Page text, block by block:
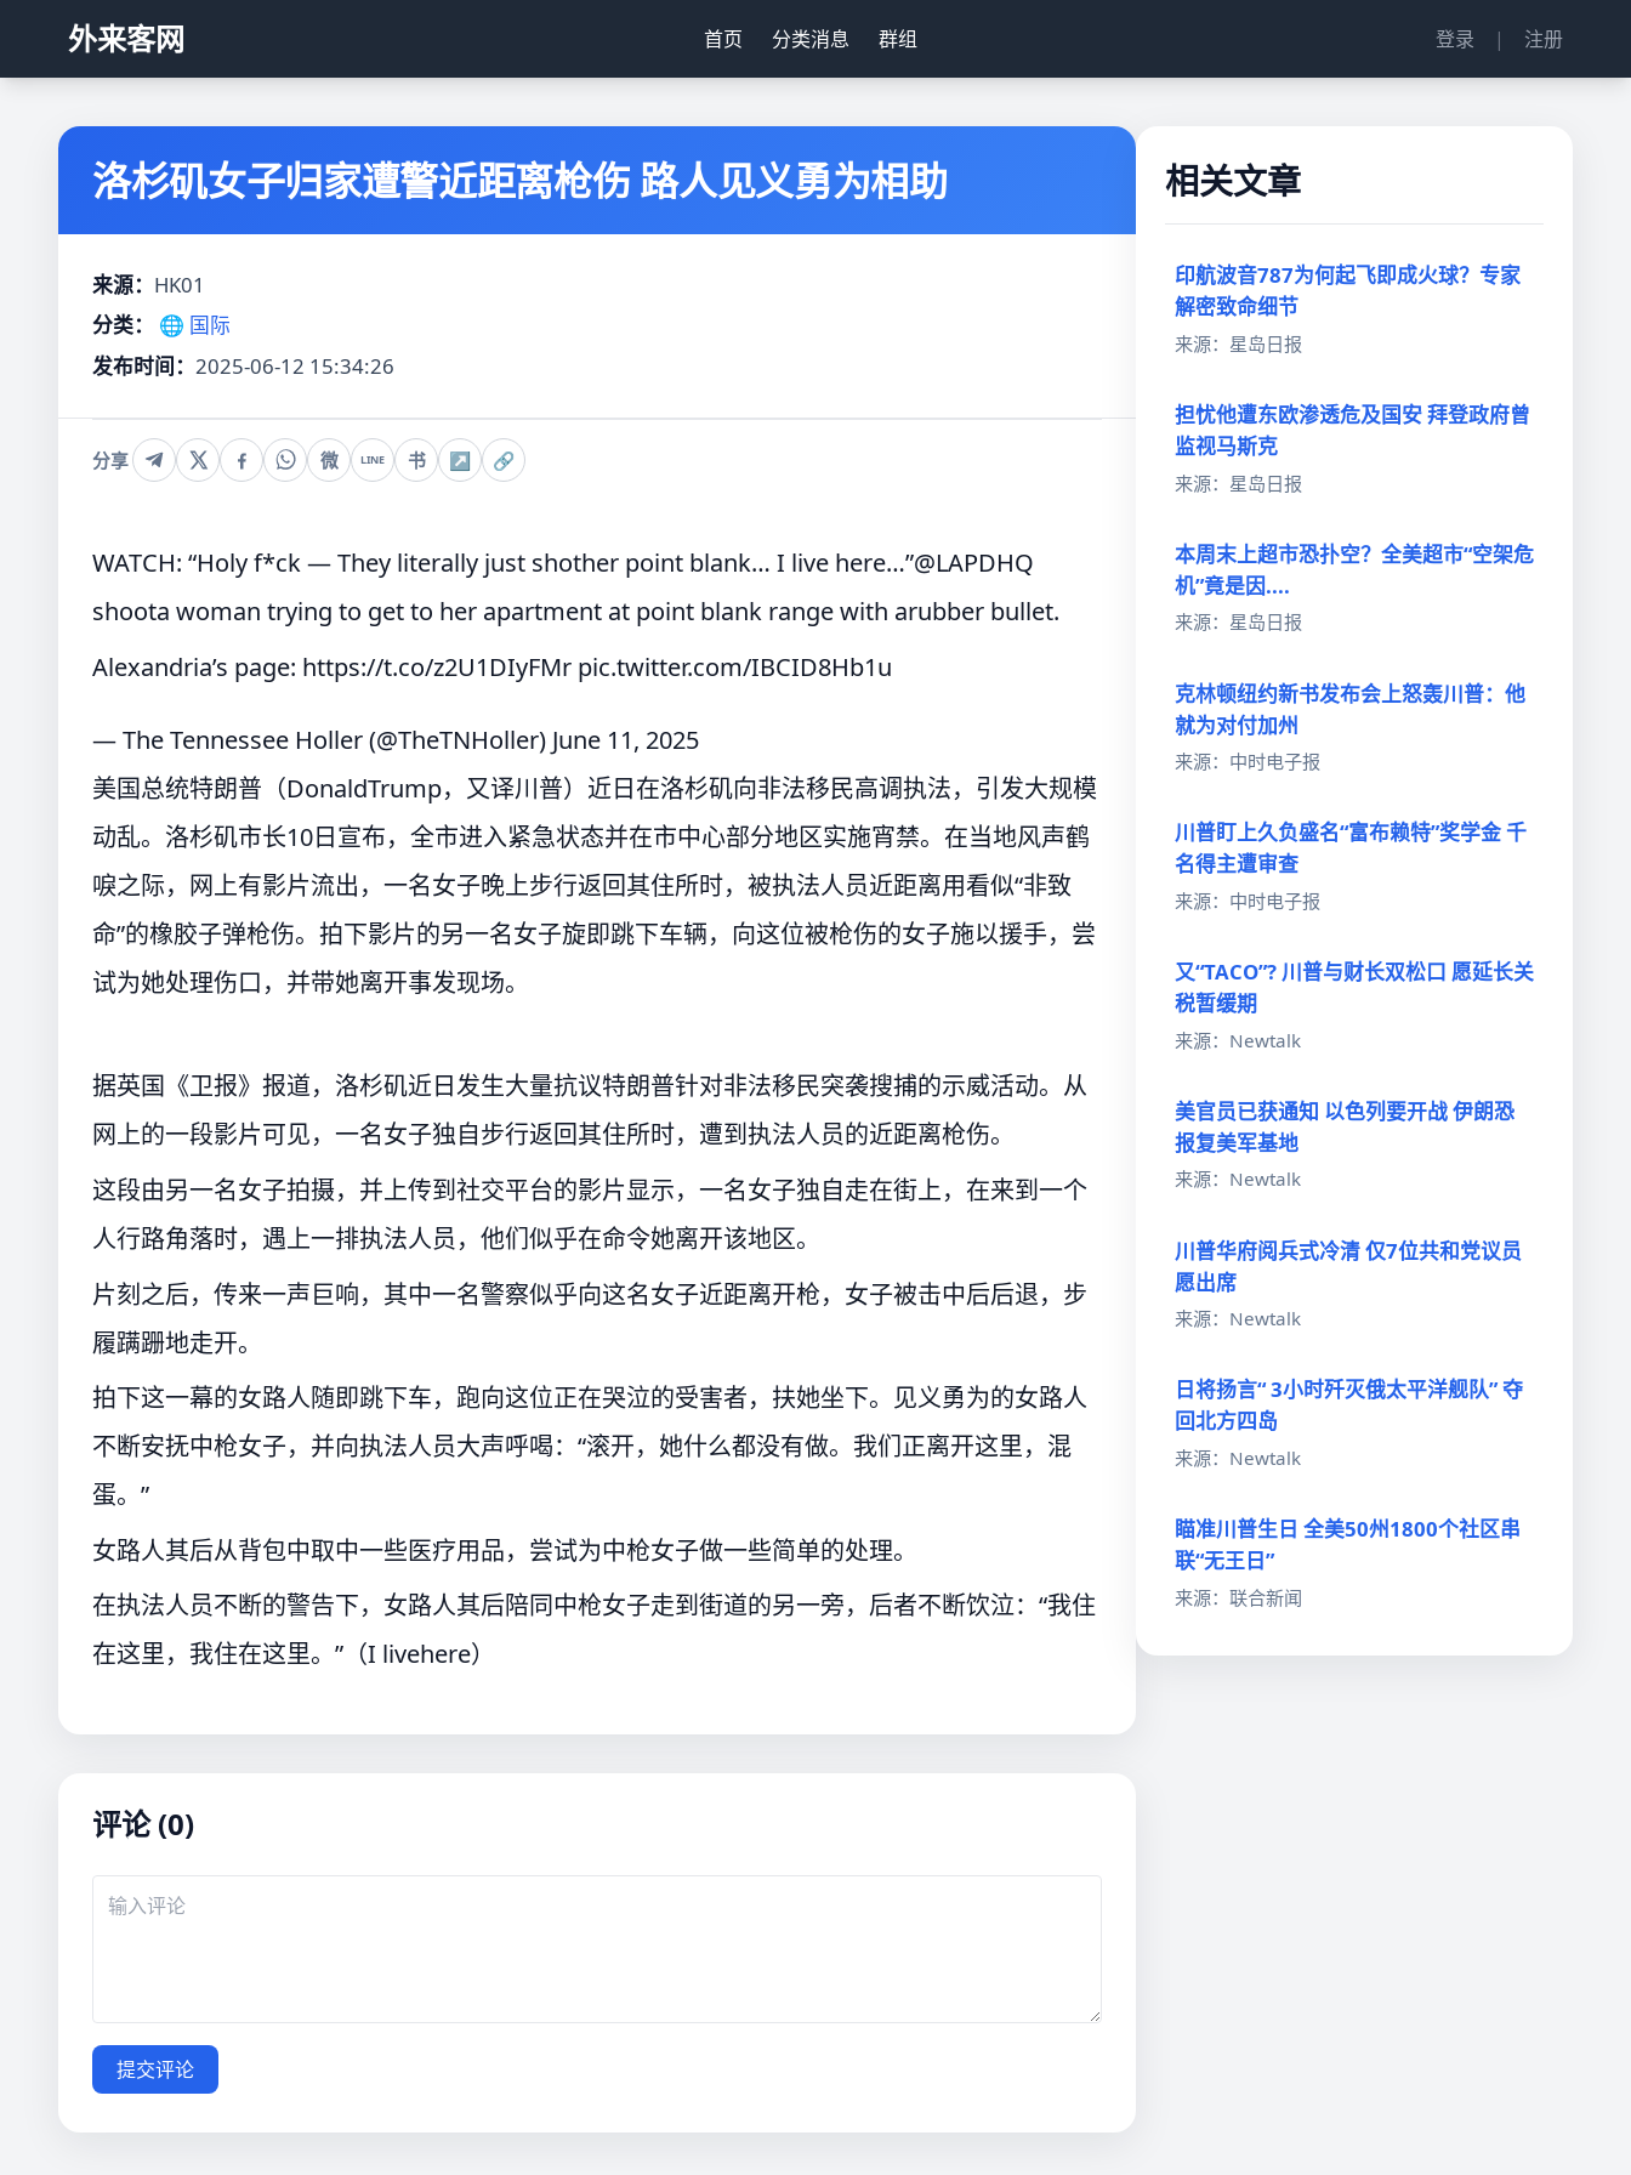
外来客网 首页 分类消息 群组 登录 | 注册
洛杉矶女子归家遭警近距离枪伤 路人见义勇为相助
来源： HK01
分类：
🌐 国际
发布时间： 2025-06-12 15:34:26
分享 微 LINE 书 ↗ 🔗
WATCH: “Holy f*ck — They literally just shother point blank… I live here…”@LAPDHQ
shoota woman trying to get to her apartment at point blank range with arubber bullet.
Alexandria’s page: https://t.co/z2U1DIyFMr pic.twitter.com/IBCID8Hb1u
— The Tennessee Holler (@TheTNHoller) June 11, 2025
美国总统特朗普（DonaldTrump，又译川普）近日在洛杉矶向非法移民高调执法，引发大规模
动乱。洛杉矶市长10日宣布，全市进入紧急状态并在市中心部分地区实施宵禁。在当地风声鹤
唳之际，网上有影片流出，一名女子晚上步行返回其住所时，被执法人员近距离用看似“非致
命”的橡胶子弹枪伤。拍下影片的另一名女子旋即跳下车辆，向这位被枪伤的女子施以援手，尝
试为她处理伤口，并带她离开事发现场。
据英国《卫报》报道，洛杉矶近日发生大量抗议特朗普针对非法移民突袭搜捕的示威活动。从
网上的一段影片可见，一名女子独自步行返回其住所时，遭到执法人员的近距离枪伤。
这段由另一名女子拍摄，并上传到社交平台的影片显示，一名女子独自走在街上，在来到一个
人行路角落时，遇上一排执法人员，他们似乎在命令她离开该地区。
片刻之后，传来一声巨响，其中一名警察似乎向这名女子近距离开枪，女子被击中后后退，步
履蹒跚地走开。
拍下这一幕的女路人随即跳下车，跑向这位正在哭泣的受害者，扶她坐下。见义勇为的女路人
不断安抚中枪女子，并向执法人员大声呼喝：“滚开，她什么都没有做。我们正离开这里，混
蛋。”
女路人其后从背包中取中一些医疗用品，尝试为中枪女子做一些简单的处理。
在执法人员不断的警告下，女路人其后陪同中枪女子走到街道的另一旁，后者不断饮泣：“我住
在这里，我住在这里。”（I livehere）
评论 (0)
提交评论
相关文章
印航波音787为何起飞即成火球？专家
解密致命细节
来源：星岛日报
担忧他遭东欧渗透危及国安 拜登政府曾
监视马斯克
来源：星岛日报
本周末上超市恐扑空？全美超市“空架危
机”竟是因....
来源：星岛日报
克林顿纽约新书发布会上怒轰川普：他
就为对付加州
来源：中时电子报
川普盯上久负盛名“富布赖特”奖学金 千
名得主遭审查
来源：中时电子报
又“TACO”? 川普与财长双松口 愿延长关
税暂缓期
来源：Newtalk
美官员已获通知 以色列要开战 伊朗恐
报复美军基地
来源：Newtalk
川普华府阅兵式冷清 仅7位共和党议员
愿出席
来源：Newtalk
日将扬言“ 3小时歼灭俄太平洋舰队” 夺
回北方四岛
来源：Newtalk
瞄准川普生日 全美50州1800个社区串
联“无王日”
来源：联合新闻